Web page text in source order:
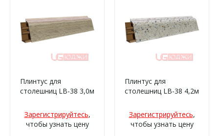
Плинтус для
столешниц LB-38 3,0м
(3230м, 3852м/338)
Зарегистрируйтесь,
чтобы узнать цену
Плинтус для
столешниц LB-38 4,2м
539м, 539г/210)
Зарегистрируйтесь,
чтобы узнать цену